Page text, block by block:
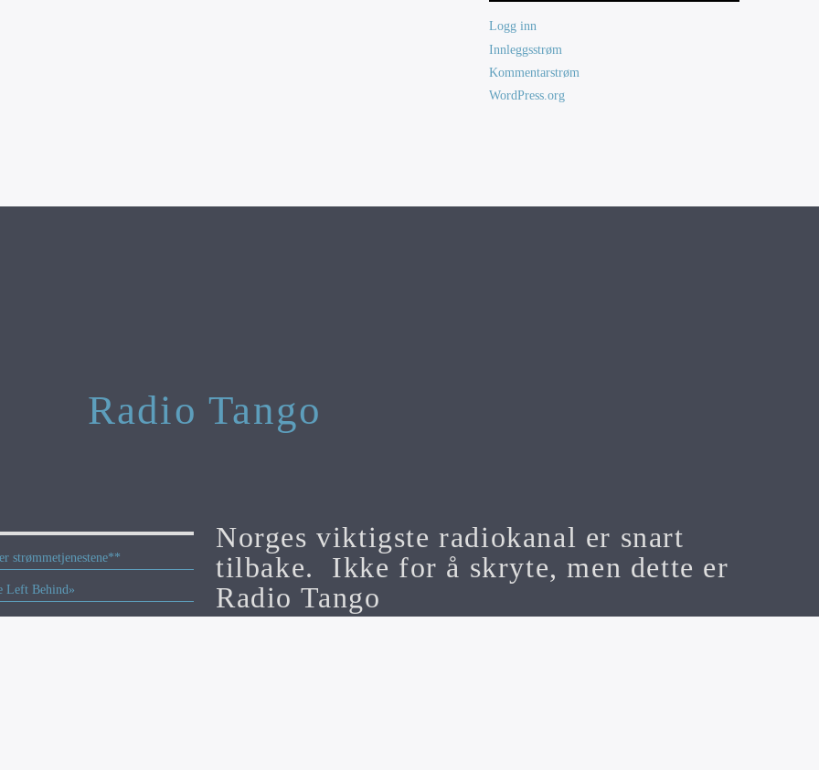
Logg inn
Innleggsstrøm
Kommentarstrøm
WordPress.org
Radio Tango
strømmetjenestene**
Left Behind»
Norges viktigste radiokanal er snart
tilbake. Ikke for å skryte, men dette er
Radio Tango